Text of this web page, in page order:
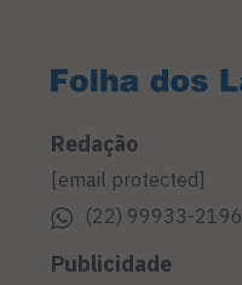
Redação
[email protected]
(22) 99933-2196
Publicidade